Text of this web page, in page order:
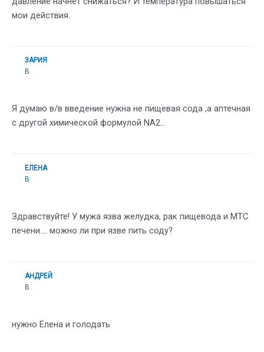
мои действия.
ЗАРИЯ
В
Я думаю в/в введение нужна не пищевая сода ,а аптечная
с другой химической формулой NA2…
ЕЛЕНА
В
Здравствуйте! У мужа язва желудка, рак пищевода и МТС
печени…. можно ли при язве пить соду?
АНДРЕЙ
В
нужно Елена и голодать